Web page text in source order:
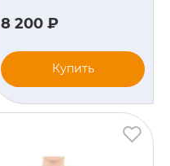
8 200 ₽
Купить